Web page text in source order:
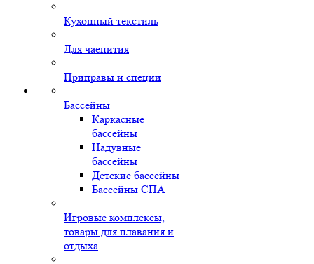
Кухонный текстиль
Для чаепития
Приправы и специи
Бассейны
Каркасные
бассейны
Надувные
бассейны
Детские бассейны
Бассейны СПА
Игровые комплексы,
товары для плавания и
отдыха